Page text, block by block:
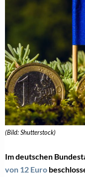
(Bild: Shutterstock)
Im deutschen
von 12 Euro